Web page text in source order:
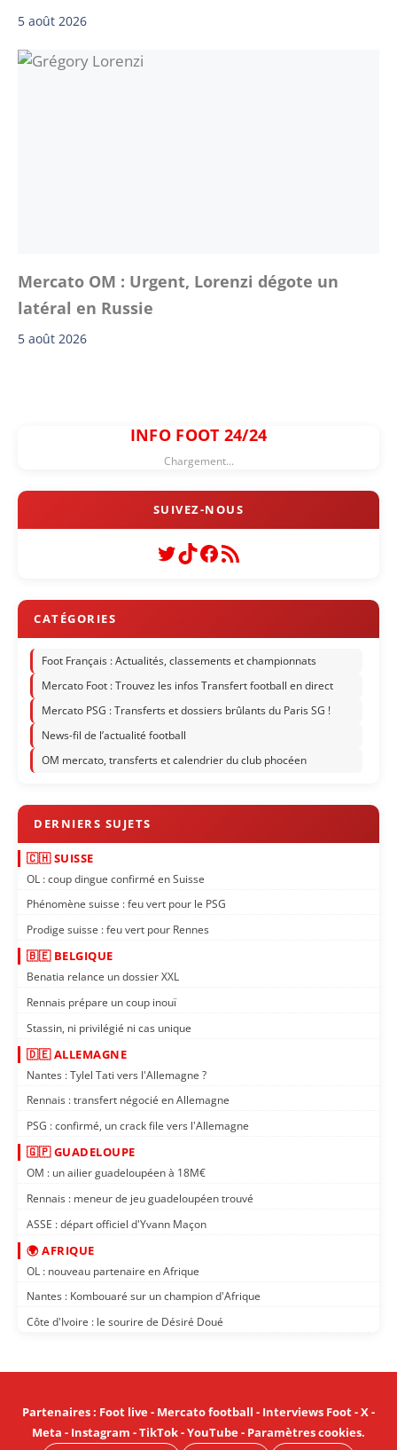
5 août 2026
Mercato OM : Urgent, Lorenzi dégote un
latéral en Russie
5 août 2026
INFO FOOT 24/24
Chargement...
Twitter
TikTok
Facebook
Flux RSS
Foot Français : Actualités, classements et championnats
Mercato Foot : Trouvez les infos Transfert football en direct
Mercato PSG : Transferts et dossiers brûlants du Paris SG !
News-fil de l’actualité football
OM mercato, transferts et calendrier du club phocéen
🇨🇭 SUISSE
OL : coup dingue confirmé en Suisse
Phénomène suisse : feu vert pour le PSG
Prodige suisse : feu vert pour Rennes
🇧🇪 BELGIQUE
Benatia relance un dossier XXL
Rennais prépare un coup inouï
Stassin, ni privilégié ni cas unique
🇩🇪 ALLEMAGNE
Nantes : Tylel Tati vers l'Allemagne ?
Rennais : transfert négocié en Allemagne
PSG : confirmé, un crack file vers l'Allemagne
🇬🇵 GUADELOUPE
OM : un ailier guadeloupéen à 18M€
Rennais : meneur de jeu guadeloupéen trouvé
ASSE : départ officiel d'Yvann Maçon
🌍 AFRIQUE
OL : nouveau partenaire en Afrique
Nantes : Kombouaré sur un champion d'Afrique
Côte d'Ivoire : le sourire de Désiré Doué
Partenaires: Foot live- Mercato football - Interviews Foot-X-
Meta - Instagram -TikTok-YouTube- Paramètres cookies.